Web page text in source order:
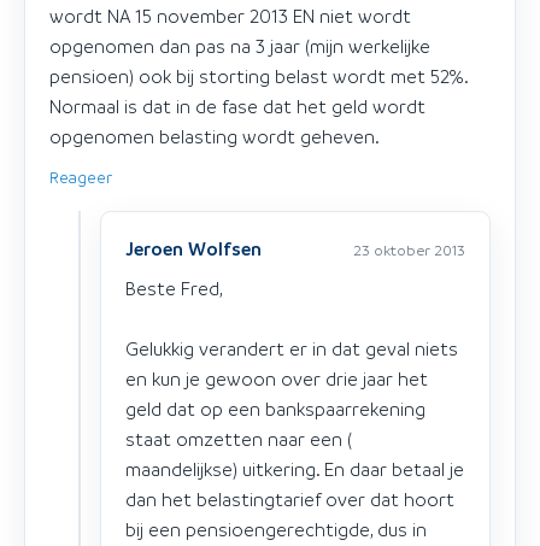
wordt NA 15 november 2013 EN niet wordt
opgenomen dan pas na 3 jaar (mijn werkelijke
pensioen) ook bij storting belast wordt met 52%.
Normaal is dat in de fase dat het geld wordt
opgenomen belasting wordt geheven.
Reageer
Jeroen Wolfsen 23 oktober 2013
Beste Fred,
Gelukkig verandert er in dat geval niets
en kun je gewoon over drie jaar het
geld dat op een bankspaarrekening
staat omzetten naar een (
maandelijkse) uitkering. En daar betaal je
dan het belastingtarief over dat hoort
bij een pensioengerechtigde, dus in